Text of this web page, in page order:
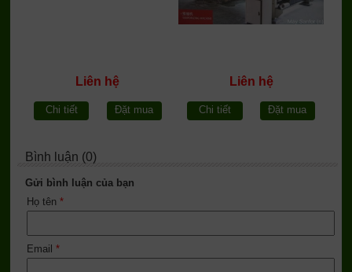
Liên hệ
Chi tiết Đặt mua
Liên hệ
Chi tiết Đặt mua
Bình luận (0)
Gửi bình luận của bạn
Họ tên *
Email *